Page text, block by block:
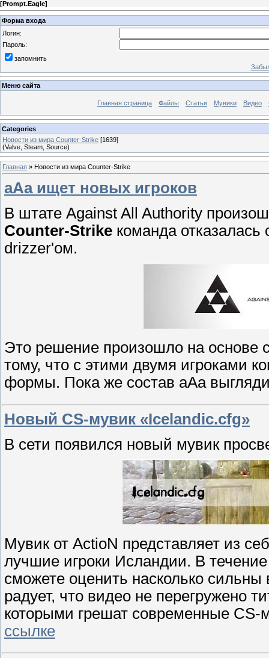
[Prompt.Eagle]
Форма входа
Логин:
Пароль:
запомнить
Меню сайта
Главная страница Файлы Статьи Мувики Видео
Categories
Новости из мира Counter-Strike [1639]
(Valve, Steam, Source)
Главная » Новости из мира Counter-Strike
aAa ищет новых игроков
В штате Against All Authority
Counter-Strike команда отказалась
drizzer'ом.
Это решение произошло на основе
тому, что с этими двумя игроками
формы. Пока же состав aAa
Новый CS-мувик «Icelandic.cfg»
B сети появился новый мувик
Мувик от ActioN представляет из
лучшие игроки Исландии. В
сможете оценить насколько
радует, что видео не перегружено
которыми грешат современные
ссылке